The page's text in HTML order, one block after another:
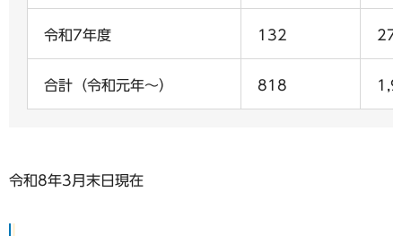
令和7年度 132
合計（令和元年～） 818
令和8年3月末日現在